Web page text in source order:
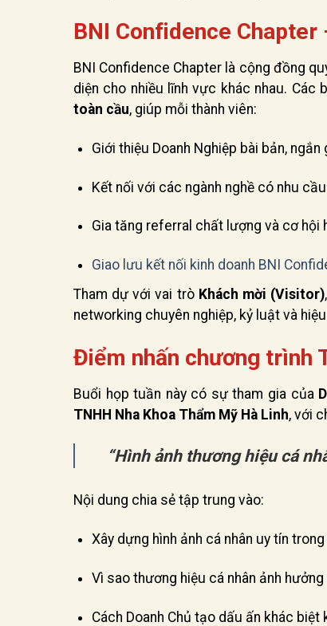
BNI Confidence
BNI Confidence Chapter là cộng đồng
diện cho nhiều lĩnh vực khác nhau.
toàn cầu, giúp mỗi thành viên:
Giới thiệu Doanh Nghiệp bài bản,
Kết nối với các ngành nghề có nhu
Gia tăng referral chất lượng và cơ hội
Giao lưu kết nối kinh doanh BNI
Tham dự với vai trò Khách mời (Visitor)
networking chuyên nghiệp, kỷ luật và
Điểm nhấn chương trình
Buổi họp tuần này có sự tham gia của
TNHH Nha Khoa Thẩm Mỹ Hà Linh, với
“Hình ảnh thương hiệu cá
Nội dung chia sẻ tập trung vào:
Xây dựng hình ảnh cá nhân uy tín
Vì sao thương hiệu cá nhân ảnh
Cách Doanh Chủ tạo dấu ấn khác